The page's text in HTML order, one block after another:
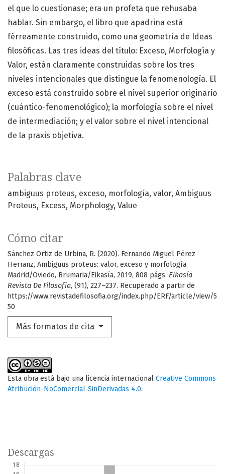
Palabras clave
ambiguus proteus exceso morfología valor Ambiguus
Proteus
Excess Morphology Value
Cómo citar
Sánchez Ortiz de Urbina, R. (2020). Fernando Miguel Pérez
Herranz, Ambiguus proteus: valor, exceso y morfología.
Madrid/Oviedo, Brumaria/Eikasía, 2019, 808 págs. Eikasía
Revista De Filosofía, (91), 227–237. Recuperado a partir de
https://www.revistadefilosofia.org/index.php/ERF/article/view/5
50
Más formatos de cita
el que lo cuestionase; era un profeta que rehusaba
hablar. Sin embargo, el libro que apadrina está
férreamente construido, como una geometría de Ideas
filosóficas. Las tres ideas del título: Exceso, Morfología y
Valor, están claramente construidas sobre los tres
niveles intencionales que distingue la fenomenología. El
exceso está construido sobre el nivel superior originario
(cuántico-fenomenológico); la morfología sobre el nivel
de intermediación; y el valor sobre el nivel intencional
de la praxis objetiva.
Esta obra está bajo una licencia internacional Creative Commons
Atribución-NoComercial-SinDerivadas 4.0.
Descargas